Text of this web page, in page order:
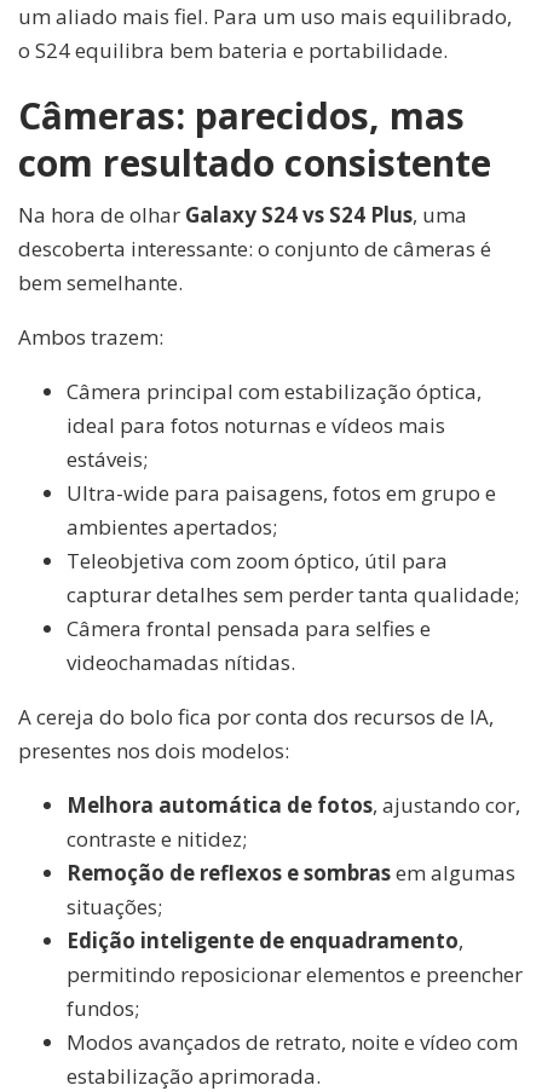
um aliado mais fiel. Para um uso mais equilibrado,
o S24 equilibra bem bateria e portabilidade.
Câmeras: parecidos, mas
com resultado consistente
Na hora de olhar Galaxy S24 vs S24 Plus, uma
descoberta interessante: o conjunto de câmeras é
bem semelhante.
Ambos trazem:
Câmera principal com estabilização óptica,
ideal para fotos noturnas e vídeos mais
estáveis;
Ultra-wide para paisagens, fotos em grupo e
ambientes apertados;
Teleobjetiva com zoom óptico, útil para
capturar detalhes sem perder tanta qualidade;
Câmera frontal pensada para selfies e
videochamadas nítidas.
A cereja do bolo fica por conta dos recursos de IA,
presentes nos dois modelos:
Melhora automática de fotos, ajustando cor,
contraste e nitidez;
Remoção de reflexos e sombrasem algumas
situações;
Edição inteligente de enquadramento,
permitindo reposicionar elementos e preencher
fundos;
Modos avançados de retrato, noite e vídeo com
estabilização aprimorada.